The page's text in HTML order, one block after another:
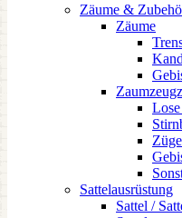
Zäume &
Zäume
Sattelausrüstung
Sattel /